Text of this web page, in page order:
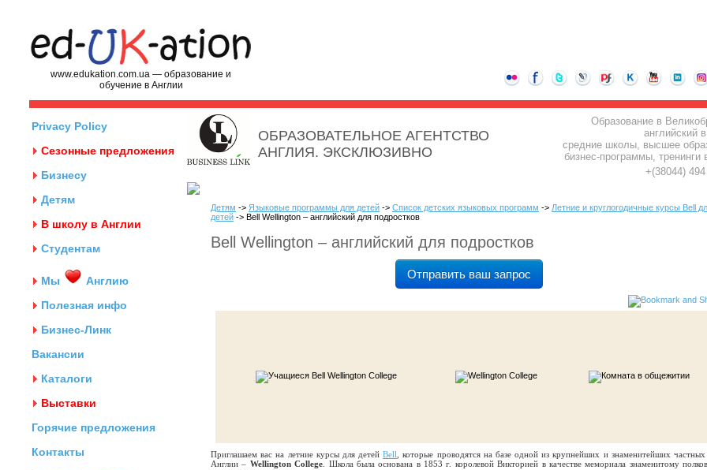
www.edukation.com.ua — образование и
обучение в Англии
Privacy Policy
Сезонные предложения
Бизнесу
Детям
В школу в Англии
Студентам
Мы
Англию
Полезная инфо
Бизнес-Линк
Вакансии
Каталоги
Выставки
Горячие предложения
Контакты
ОБРАЗОВАТЕЛЬНОЕ АГЕНТСТВО
АНГЛИЯ. ЭКСКЛЮЗИВНО
Образование в
английский
средние школы, высшее
бизнес-программы, тренинги
+(38044)
Детям -> Языковые программы для детей -> Список детских языковых программ -> Летние и круглогодичные курсы Bell
детей -> Bell Wellington – английский для подростков
Bell Wellington – английский для подростков
Отправить ваш запрос
Приглашаем вас на летние курсы для детейBell , которые проводятся на базе одной из крупнейших и знаменитейших
Англии – Wellington College . Школа была основана в 1853 г. королевой Викторией в качестве мемориала знаменитому